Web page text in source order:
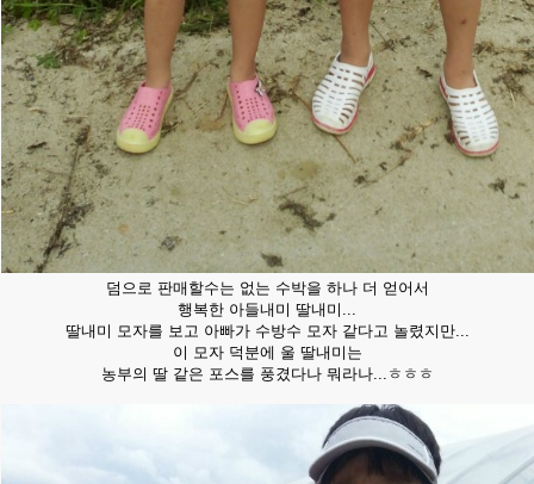
덤으로 판매할수는 없는 수박을 하나 더 얻어서
행복한 아들내미 딸내미...
딸내미 모자를 보고 아빠가 수방수 모자 같다고 놀렸지만...
이 모자 덕분에 울 딸내미는
농부의 딸 같은 포스를 풍겼다나 뭐라나...ㅎㅎㅎ